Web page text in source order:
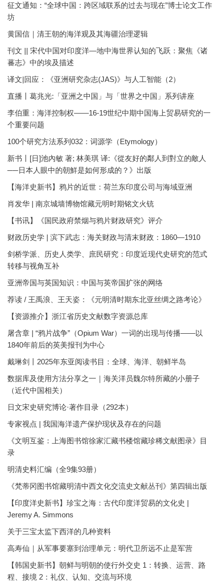
征文通知：“全球中国：跨区域联系的过去与现在”博士论文工作
坊
黄国信｜清王朝的海洋观及其海疆治理逻辑
刊文 || 宋代中国对印度洋—地中海世界认知的飞跃：聚焦《诸
蕃志》中的埃及描述
译文|回应：《亚洲研究杂志(JAS)》与人工智能（2）
直播丨葛兆光:「亚洲之中国」与「世界之中国」系列讲座
李伯重：海洋控制权——16-19世纪中期中国海上贸易研究的一
个重要问题
100个研究方法系列032：词源学（Etymology）
新书丨[日]池內敏 著; 林美琪 译:《從友好的鄰人到對立的敵人
──日本人眼中的朝鮮是如何形成的？》出版
【海洋史新书】鸦片的近世：荷兰东印度公司与海域亚洲
肖发华 | 南京城墙博物馆藏元明时期铭文火铳
【书讯】《国民政府禁烟与鸦片财政研究》评介
财政历史学 | 滨下武志：海关财政与清末财政：1860—1910
剑桥学派、历史人类学、庶民研究：印度近现代史研究的范式
转移与视角互补
亚洲帝国与英国知识：中国与英帝国扩张的网络
荐读 / 王禹浪、王天姿：《元明清时期东北亚丝绸之路考论》
【资源推介】浙江省历史文献数字资源总库
屠含章 | “鸦片战争”（Opium War）一词的出现与传播——以
1840年前后的英美报刊为中心
戴琳剑丨2025年东亚阅读书目：全球、海洋、朝鲜半岛
数据库及使用方法分享之一｜海关洋员魏尔特所藏的小册子
（近代中国相关）
日文宋史研究博论·著作目录（292本）
专家视点 | 我国海洋遗产保护现状及存在的问题
《文明互鉴：上海图书馆徐家汇藏书楼馆藏珍稀文献图录》目
录
明清史料汇编（全9集93册）
《梵蒂冈图书馆藏明清中西文化交流史文献丛刊》第四辑出版
【印度洋史新书】珍宝之海：古代印度洋贸易的文化史 |
Jeremy A. Simmons
关于三宝太监下西洋的几种资料
高寿仙｜从军事要塞到治理单元：明代卫所远不止是军营
【韩国史新书】朝鲜与明朝的使行外交史 1：转换、运营、路
程、接境 2：礼仪、认知、交流与环境